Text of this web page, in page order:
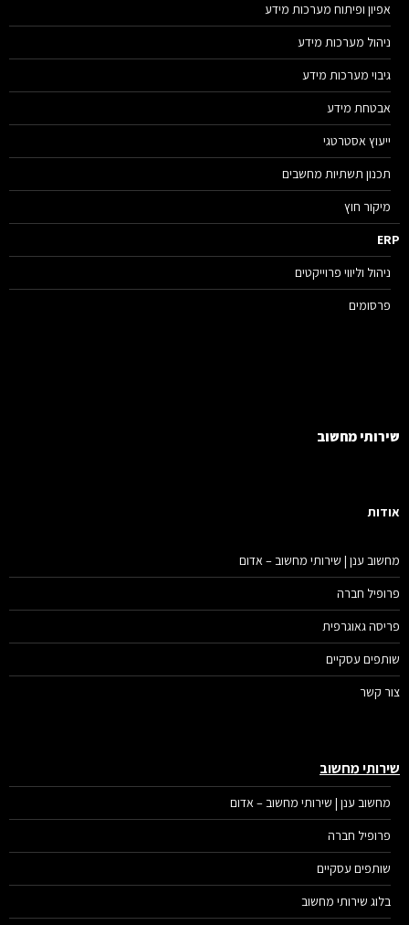
אפיון ופיתוח מערכות מידע
ניהול מערכות מידע
גיבוי מערכות מידע
אבטחת מידע
ייעוץ אסטרטגי
תכנון תשתיות מחשבים
מיקור חוץ
ERP
ניהול וליווי פרוייקטים
פרסומים
שירותי מחשוב
אודות
מחשוב ענן | שירותי מחשוב – אדום
פרופיל חברה
פריסה גאוגרפית
שותפים עסקיים
צור קשר
שירותי מחשוב
מחשוב ענן | שירותי מחשוב – אדום
פרופיל חברה
שותפים עסקיים
בלוג שירותי מחשוב